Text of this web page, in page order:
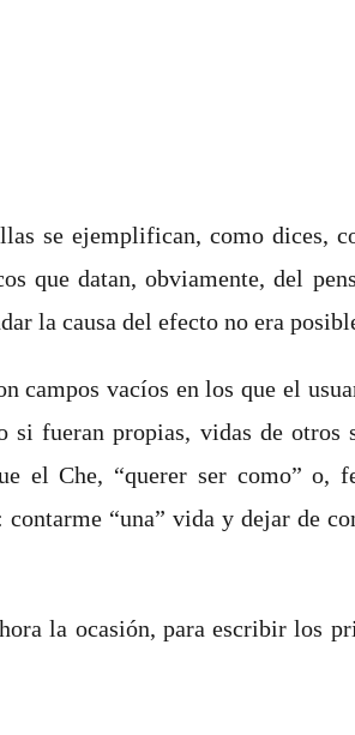
se ejemplifican, como dices,
que datan, obviamente, del
la causa del efecto no era
campos vacíos en los que el
fueran propias, vidas de otros
el Che, “querer ser como” o,
“una” vida y dejar de
la ocasión, para escribir los